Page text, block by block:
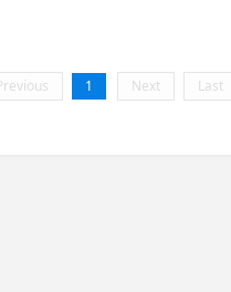
1 Next Last